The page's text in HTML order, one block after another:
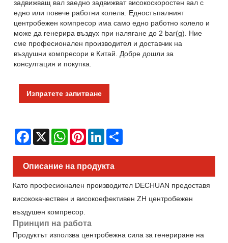
задвижващ вал заедно задвижват високоскоростен вал с
едно или повече работни колела. Едностъпалният
центробежен компресор има само едно работно колело и
може да генерира въздух при налягане до 2 bar(g). Ние
сме професионален производител и доставчик на
въздушни компресори в Китай. Добре дошли за
консултация и покупка.
Изпратете запитване
Facebook
X WhatsAppPinterestLinkedIn
Описание на продукта
Като професионален производител DECHUAN предоставя
висококачествен и високоефективен ZH центробежен
въздушен компресор.
Принцип на работа
Продуктът използва центробежна сила за генериране на